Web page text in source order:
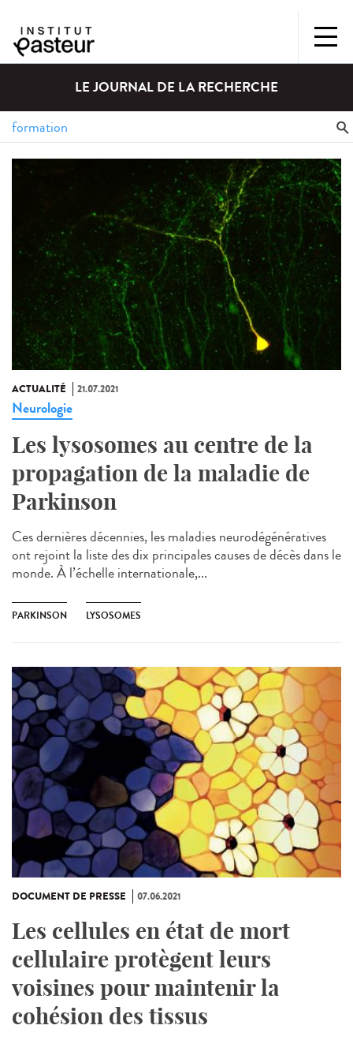
LE JOURNAL DE LA RECHERCHE
ACTUALITÉ 21.07.2021
Neurologie
Les lysosomes au centre de la
propagation de la maladie de
Parkinson
Ces dernières décennies, les maladies neurodégénératives
ont rejoint la liste des dix principales causes de décès dans le
monde. À l’échelle internationale,...
PARKINSON LYSOSOMES
DOCUMENT DE PRESSE 07.06.2021
Les cellules en état de mort
cellulaire protègent leurs
voisines pour maintenir la
cohésion des tissus